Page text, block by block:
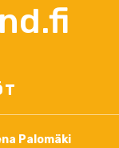
Palomäki